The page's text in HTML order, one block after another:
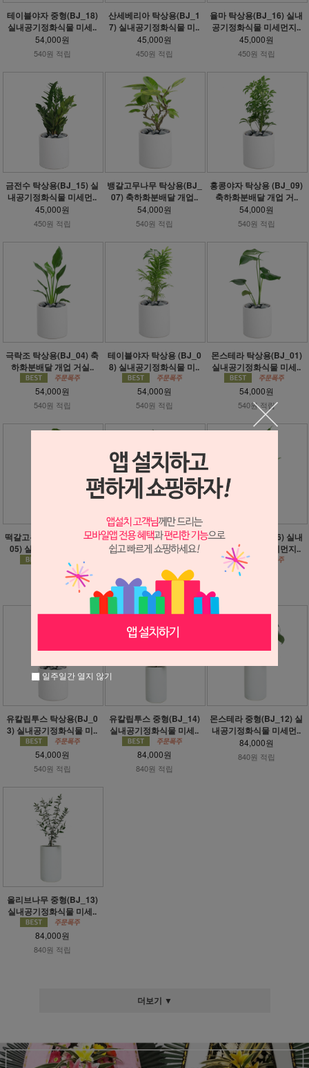
테이블야자 중형(BJ_18)
실내공기정화식물 미세..
54,000원
540원 적립
산세베리아 탁상용(BJ_1
7) 실내공기정화식물 미..
45,000원
450원 적립
율마 탁상용(BJ_16) 실내
공기정화식물 미세먼지..
45,000원
450원 적립
금전수 탁상용(BJ_15) 실
내공기정화식물 미세먼..
45,000원
450원 적립
뱅갈고무나무 탁상용(BJ_
07) 축하화분배달 개업..
54,000원
540원 적립
홍콩야자 탁상용 (BJ_09)
축하화분배달 개업 거..
54,000원
540원 적립
극락조 탁상용(BJ_04) 축
하화분배달 개업 거실..
54,000원
540원 적립
테이블야자 탁상용 (BJ_0
8) 실내공기정화식물 미..
54,000원
540원 적립
몬스테라 탁상용(BJ_01)
실내공기정화식물 미세..
54,000원
540원 적립
떡갈고무나무 탁상용(BJ_
05) 실내공기정화식물..
54,000원
540원 적립
올리브나무 탁상용(BJ_0
2) 실내공기정화식물 미..
54,000원
540원 적립
맛상 탁상용(BJ_06) 실내
공기정화식물 미세먼지..
54,000원
유칼립투스 탁상용(BJ_0
3) 실내공기정화식물 미..
54,000원
540원 적립
유칼립투스 중형(BJ_14)
실내공기정화식물 미세..
84,000원
840원 적립
몬스테라 중형(BJ_12) 실
내공기정화식물 미세먼..
84,000원
840원 적립
올리브나무 중형(BJ_13)
실내공기정화식물 미세..
84,000원
840원 적립
더보기 ▼
일주일간 열지 않기